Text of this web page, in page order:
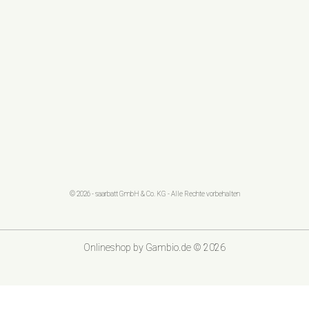
© 2026 - saarbatt GmbH & Co. KG - Alle Rechte vorbehalten
Onlineshop by Gambio.de © 2026